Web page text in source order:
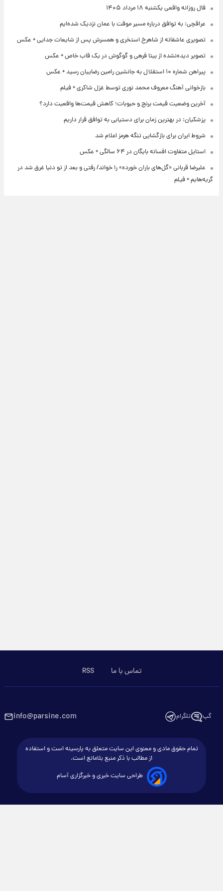
فال روزانه واقعی یکشنبه ۱۸ مرداد ۱۴۰۵
عراقچی: به توافق درباره مسیر موقت با عمان نزدیک شده‌ایم
تصویری عاشقانه از شاهرخ استخری و همسرش پس از شایعات جدایی + عکس
تصویر دیده‌نشده از بیتا فرهی و گوگوش در یک قاب خاص + عکس
پیراهن شماره ۱۰ استقلال به جانشین رامین رضاییان رسید + عکس
بازخوانی آهنگ معروف محمد نوری توسط غزل شاکری + فیلم
آخرین وضعیت قیمت برنج و حبوبات؛ کاهش قیمت‌ها واقعیت دارد؟
پزشکیان: در بهترین زمان برای دستیابی به توافق قرار داریم
شروط ایران برای بازگشایی تنگه هرمز اعلام شد
استایل متفاوت افسانه بایگان در ۶۴ سالگی + عکس
علیرضا قربانی «گل‌های باران خورده» را خواند/ رفتی و بعد از تو دنیا غرق شد در
گریه‌هایم + فیلم
تماس با ما RSS
گپ تلگرام info@parsine.com
تمام حقوق مادی و معنوی این سایت متعلق به پارسینه است و استفاده
از مطالب با ذکر منبع بلامانع است.
طراحی سایت خبری و خبرگزاری آسام